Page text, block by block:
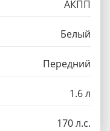
АКПП
Белый
Передний
1.6 л
170 л.с.